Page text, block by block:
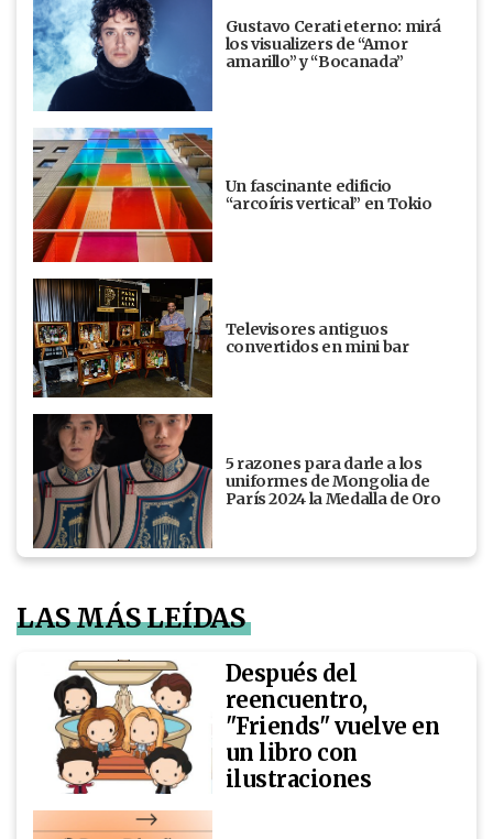
Gustavo Cerati eterno: mirá
los visualizers de “Amor
amarillo” y “Bocanada”
Un fascinante edificio
“arcoíris vertical” en Tokio
Televisores antiguos
convertidos en mini bar
5 razones para darle a los
uniformes de Mongolia de
París 2024 la Medalla de Oro
LAS MÁS LEÍDAS
Después del
reencuentro,
"Friends" vuelve en
un libro con
ilustraciones